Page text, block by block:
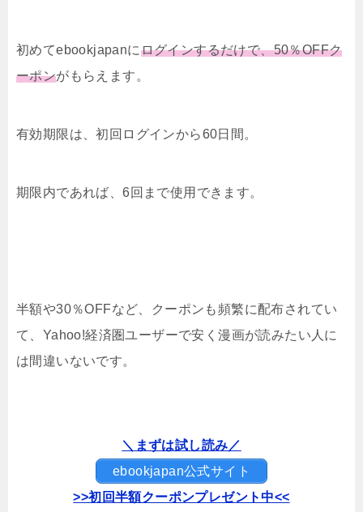
初めてebookjapanにログインするだけで、50％OFFク
ーポンがもらえます。
有効期限は、初回ログインから60日間。
期限内であれば、6回まで使用できます。
半額や30％OFFなど、クーポンも頻繁に配布されてい
て、Yahoo!経済圏ユーザーで安く漫画が読みたい人に
は間違いないです。
＼まずは試し読み／
ebookjapan公式サイト
>>初回半額クーポンプレゼント中<<